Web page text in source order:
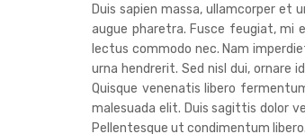
Duis sapien massa, ullamcorper et
augue pharetra. Fusce feugiat, mi
lectus commodo nec. Nam
urna hendrerit. Sed nisl dui, ornare
Quisque venenatis libero
malesuada elit. Duis sagittis dolor
Pellentesque ut condimentum